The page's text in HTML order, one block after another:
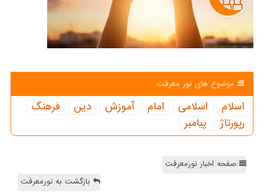
موضوع های نور معرفت
اسلام اسلامی امام آموزش دین
فرهنگ
رپورتاژ
پیامبر
صفحه اخبار نورمعرفت
بازگشت به نورمعرفت